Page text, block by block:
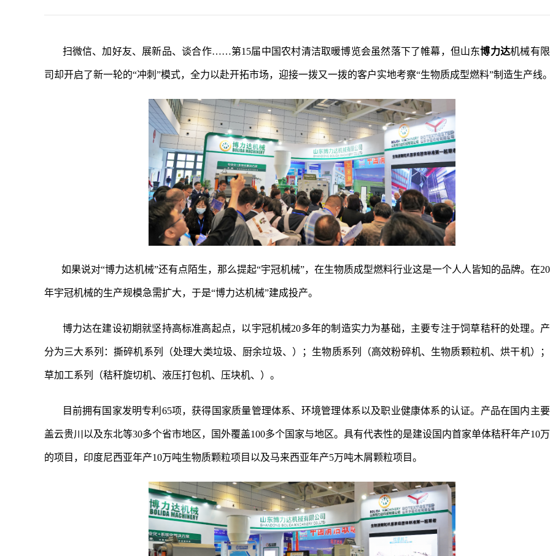
扫微信、加好友、展新品、谈合作……第15届中国农村清洁取暖博览会虽然落下了帷幕，但山东博力达机械有
司却开启了新一轮的“冲刺”模式，全力以赴开拓市场，迎接一拨又一拨的客户实地考察“生物质成型燃料”制造生产线
如果说对“博力达机械”还有点陌生，那么提起“宇冠机械”，在生物质成型燃料行业这是一个人人皆知的品牌。在
年宇冠机械的生产规模急需扩大，于是“博力达机械”建成投产。
博力达在建设初期就坚持高标准高起点，以宇冠机械20多年的制造实力为基础，主要专注于饲草秸秆的处理。
分为三大系列：撕碎机系列（处理大类垃圾、厨余垃圾、）；生物质系列（高效粉碎机、生物质颗粒机、烘干机）
草加工系列（秸秆旋切机、液压打包机、压块机、）。
目前拥有国家发明专利65项，获得国家质量管理体系、环境管理体系以及职业健康体系的认证。产品在国内主
盖云贵川以及东北等30多个省市地区，国外覆盖100多个国家与地区。具有代表性的是建设国内首家单体秸秆年产10
的项目，印度尼西亚年产10万吨生物质颗粒项目以及马来西亚年产5万吨木屑颗粒项目。